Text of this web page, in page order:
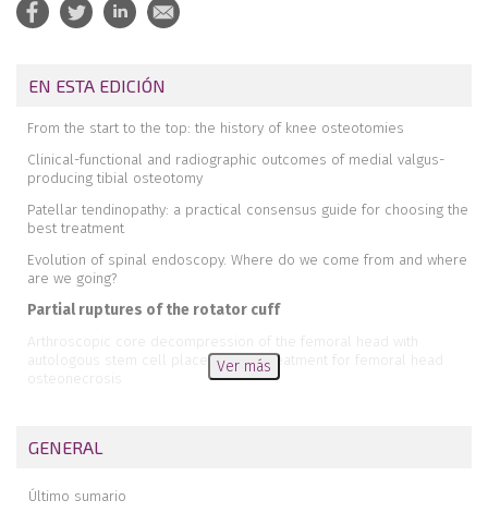
EN ESTA EDICIÓN
From the start to the top: the history of knee osteotomies
Clinical-functional and radiographic outcomes of medial valgus-
producing tibial osteotomy
Patellar tendinopathy: a practical consensus guide for choosing the
best treatment
Evolution of spinal endoscopy. Where do we come from and where
are we going?
Partial ruptures of the rotator cuff
Arthroscopic core decompression of the femoral head with
autologous stem cell placement as treatment for femoral head
osteonecrosis
in an elderly patient
anterior glenoid fracture: a case report
Ver más
GENERAL
Último sumario